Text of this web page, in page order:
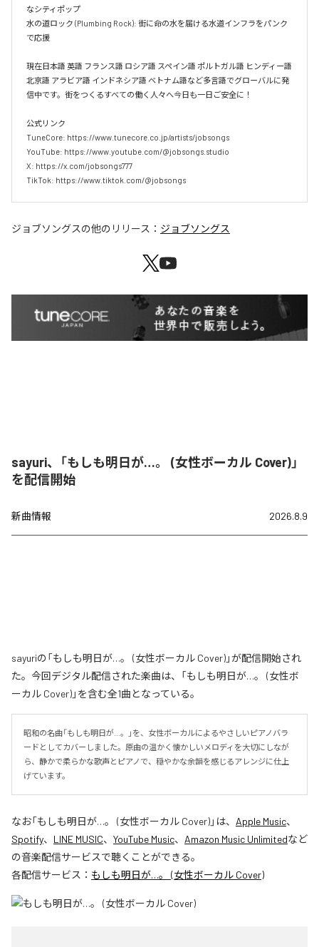
なシティポップ
水の道ロック (Plumbing Rock): 街に命の水を届ける水道インフラをパンク
で応援
現在日本語 英語 フランス語 ロシア語 スペイン語 ポルトガル語 ヒンディー語
北京語 アラビア語 インドネシア語 ベトナム語など多言語でグローバルに発
信中です。街をつくるすべての働く人々へ今日も一日ご安全に！
公式リンク
TuneCore: https://www.tunecore.co.jp/artists/jobsongs
YouTube: https://www.youtube.com/@jobsongs.studio
X: https://x.com/jobsongs777
TikTok: https://www.tiktok.com/@jobsongs
ジョブソングスの他のリリース： ジョブソングス
sayuri、「もしも明日が…。 (女性ボーカル Cover)」
を配信開始
新曲情報 2026.8.9
sayuriの「もしも明日が…。 (女性ボーカル Cover)」が配信開始され
た。今回デジタル配信された楽曲は、「もしも明日が…。 (女性ボ
ーカル Cover)」を含む全1曲となっている。
昭和の名曲「もしも明日が…。」を、女性ボーカルによるやさしいピアノバラ
ードとしてカバーしました。原曲の温かく懐かしいメロディを大切にしなが
ら、静かで柔らかな歌声とピアノで、穏やかな余韻を感じるアレンジに仕上
げています。
なお「もしも明日が…。 (女性ボーカル Cover)」は、 Apple Music、
Spotify、 LINE MUSIC、 YouTube Music、 Amazon Music Unlimitedなど
の音楽配信サービスで聴くことができる。
各配信サービス： もしも明日が…。 (女性ボーカル Cover)